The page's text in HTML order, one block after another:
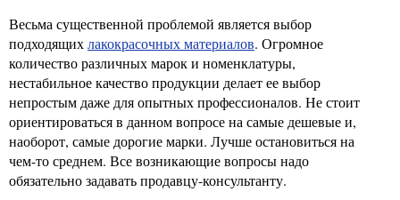
Весьма существенной проблемой является выбор
подходящихлакокрасочных материалов. Огромное
количество различных марок и номенклатуры,
нестабильное качество продукции делает ее выбор
непростым даже для опытных профессионалов. Не стоит
ориентироваться в данном вопросе на самые дешевые и,
наоборот, самые дорогие марки. Лучше остановиться на
чем-то среднем. Все возникающие вопросы надо
обязательно задавать продавцу-консультанту.